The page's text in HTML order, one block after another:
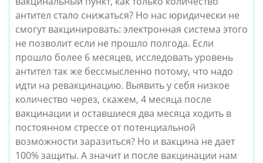
антител стало снижаться? Но нас юридически не
смогут вакцинировать: электронная система этого
не позволит если не прошло полгода. Если
прошло более 6 месяцев, исследовать уровень
антител так же бессмысленно потому, что надо
идти на ревакцинацию. Выявить у себя низкое
количество через, скажем, 4 месяца после
вакцинации и оставшиеся два месяца ходить в
постоянном стрессе от потенциальной
возможности заразиться? Но и вакцина не дает
100% защиты. А значит и после вакцинации нам